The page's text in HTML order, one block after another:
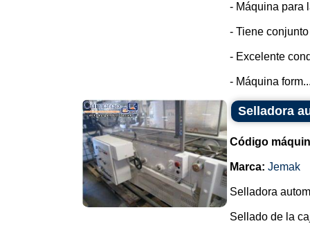
- Máquina para
- Tiene
- Excelente
- Máquina
Selladora
Código
Marca: Jemak
Selladora
Sellado de la